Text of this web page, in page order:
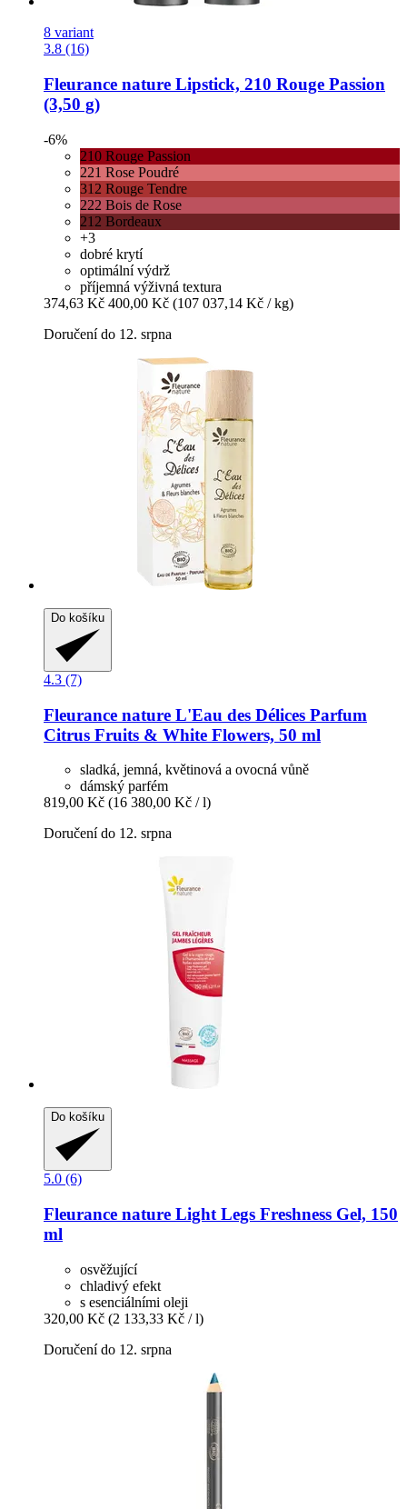
8 variant
3.8 (16)
Fleurance nature Lipstick, 210 Rouge Passion
(3,50 g)
-6%
210 Rouge Passion
221 Rose Poudré
312 Rouge Tendre
222 Bois de Rose
212 Bordeaux
+3
dobré krytí
optimální výdrž
příjemná výživná textura
374,63 Kč 400,00 Kč (107 037,14 Kč / kg)
Doručení do 12. srpna
Do košíku
4.3 (7)
Fleurance nature L'Eau des Délices Parfum
Citrus Fruits & White Flowers, 50 ml
sladká, jemná, květinová a ovocná vůně
dámský parfém
819,00 Kč (16 380,00 Kč / l)
Doručení do 12. srpna
Do košíku
5.0 (6)
Fleurance nature Light Legs Freshness Gel, 150
ml
osvěžující
chladivý efekt
s esenciálními oleji
320,00 Kč (2 133,33 Kč / l)
Doručení do 12. srpna